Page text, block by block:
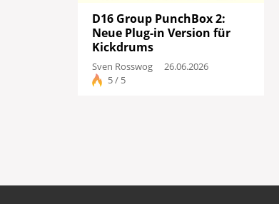
D16 Group PunchBox 2:
Neue Plug-in Version für
Kickdrums
Sven Rosswog
26.06.2026
5 / 5